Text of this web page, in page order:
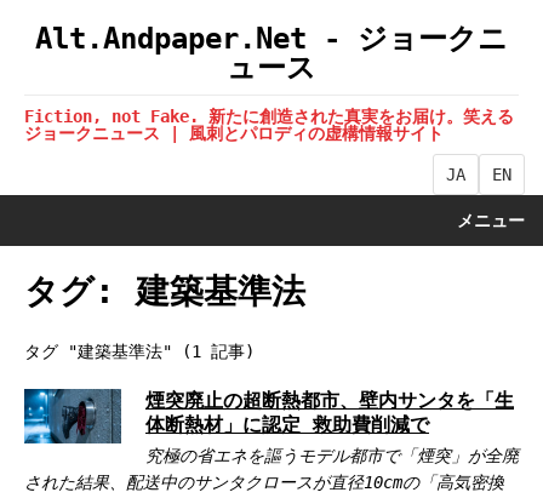
Alt.Andpaper.Net - ジョークニ
ュース
Fiction, not Fake. 新たに創造された真実をお届け。笑える
ジョークニュース | 風刺とパロディの虚構情報サイト
JA EN
メニュー
タグ: 建築基準法
タグ "建築基準法" (1 記事)
煙突廃止の超断熱都市、壁内サンタを「生
体断熱材」に認定 救助費削減で
究極の省エネを謳うモデル都市で「煙突」が全廃
された結果、配送中のサンタクロースが直径10cmの「高気密換